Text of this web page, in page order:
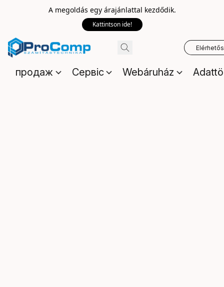
A megoldás egy árajánlattal kezdődik.
Kattintson ide!
продаж Сервіс Webáruház